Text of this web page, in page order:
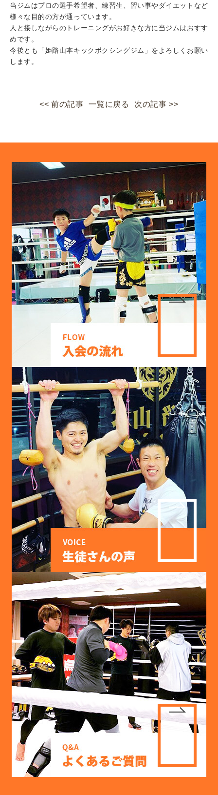
当ジムはプロの選手希望者、練習生、習い事やダイエットなど
様々な目的の方が通っています。
人と接しながらのトレーニングがお好きな方に当ジムはおすす
めです。
今後とも「姫路山本キックボクシングジム」をよろしくお願い
します。
<< 前の記事 一覧に戻る 次の記事 >>